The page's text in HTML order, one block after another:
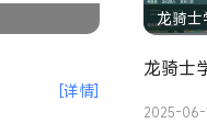
[详情]
龙骑士
龙骑士
2025-06-